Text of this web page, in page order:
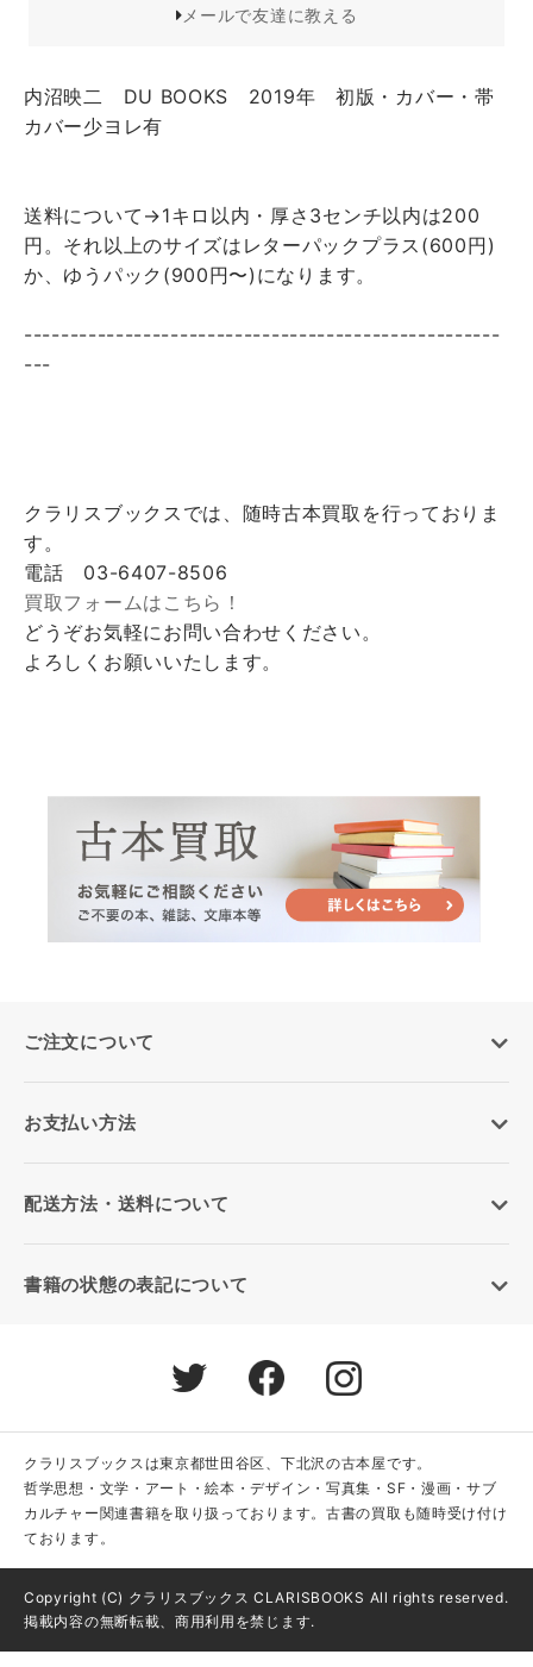
メールで友達に教える
内沼映二 DU BOOKS 2019年 初版・カバー・帯
カバー少ヨレ有
送料について→1キロ以内・厚さ3センチ以内は200
円。それ以上のサイズはレターパックプラス(600円)
か、ゆうパック(900円〜)になります。
----------------------------------------------------
---
クラリスブックスでは、随時古本買取を行っておりま
す。
電話 03-6407-8506
買取フォームはこちら！
どうぞお気軽にお問い合わせください。
よろしくお願いいたします。
ご注文について
お支払い方法
配送方法・送料について
書籍の状態の表記について
クラリスブックスは東京都世田谷区、下北沢の古本屋です。
哲学思想・文学・アート・絵本・デザイン・写真集・SF・漫画・サブ
カルチャー関連書籍を取り扱っております。古書の買取も随時受け付け
ております。
Copyright (C) クラリスブックス CLARISBOOKS All rights reserved.
掲載内容の無断転載、商用利用を禁じます.